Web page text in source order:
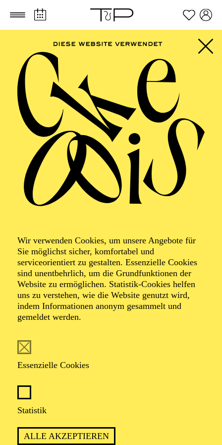
Zum Hauptinhalt springen Zum Footer springen
Wir verwenden Cookies, um unsere Angebote für
Sie möglichst sicher, komfortabel und
serviceorientiert zu gestalten. Essenzielle Cookies
sind unentbehrlich, um die Grundfunktionen der
Website zu ermöglichen. Statistik-Cookies helfen
uns zu verstehen, wie die Website genutzt wird,
indem Informationen anonym gesammelt und
gemeldet werden.
Essenzielle Cookies
Statistik
ALLE AKZEPTIEREN
Foto: privat
Florian Buder ist freischaffender Kostüm- und
Kunst in Wien studierte Florian in der Modeklasse bei
Bernhard Willhelm und Hussein Chalayan. Nach ersten